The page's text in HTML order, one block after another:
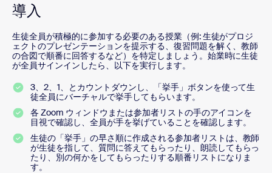
導入
生徒全員が積極的に参加する必要のある授業（例: 生徒がプロジ
ェクトのプレゼンテーションを提示する、復習問題を解く、教師
の合図で順番に回答するなど）を特定しましょう。始業時に生徒
が全員サインインしたら、以下を実行します。
3、2、1、とカウントダウンし、「挙手」ボタンを使って生
徒全員にバーチャルで挙手してもらいます。
各 Zoom ウィンドウまたは参加者リストの手のアイコンを
目視で確認し、全員が手を挙げていることを確認します。
生徒の「挙手」の早さ順に作成される参加者リストは、教師
が生徒を指して、質問に答えてもらったり、朗読してもらっ
たり、別の何かをしてもらったりする順番リストになりま
す。